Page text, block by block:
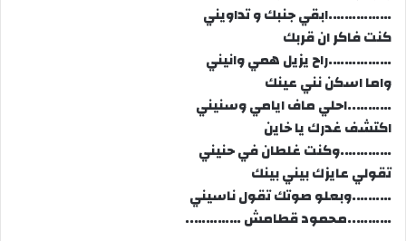
…………….ابقي جنبك و تداويني
كنت فاكر ان قربك
…………….راح يزيل همي وانيني
واما اسكن نني عينك
………..احلي ماف ايامي وسنيني
اكتشف غدرك يا خاين
………….وكنت غلطان في حنيني
تقولي عايزك بيني بينك
……….وبعلو صوتك تقول ناسيني
………..محمود قطامش …………..